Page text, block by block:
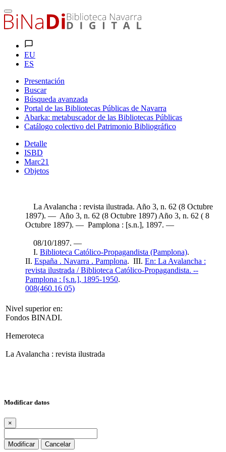
EU
ES
Presentación
Buscar
Búsqueda avanzada
Portal de las Bibliotecas Públicas de Navarra
Abarka: metabuscador de las Bibliotecas Públicas
Catálogo colectivo del Patrimonio Bibliográfico
Detalle
ISBD
Marc21
Objetos
La Avalancha : revista ilustrada. Año 3, n. 62 (8 Octubre
1897). — Año 3, n. 62 (8 Octubre 1897) Año 3, n. 62 ( 8
Octubre 1897). — Pamplona : [s.n.], 1897. —
08/10/1897. —
I. Biblioteca Católico-Propagandista (Pamplona).
II. España . Navarra . Pamplona. III. En: La Avalancha :
revista ilustrada / Biblioteca Católico-Propagandista. --
Pamplona : [s.n.], 1895-1950.
008(460.16 05)
Nivel superior en:
Fondos BINADI.
Hemeroteca
La Avalancha : revista ilustrada
Modificar datos
×
Modificar Cancelar